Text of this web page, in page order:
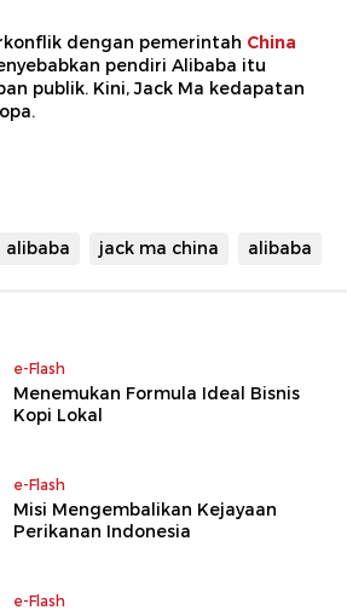
dengan pemerintah China
pendiri Alibaba itu
publik. Kini, Jack Ma kedapatan
alibaba jack ma china alibaba
e-Flash
Menemukan Formula Ideal Bisnis
Kopi Lokal
e-Flash
Misi Mengembalikan Kejayaan
Perikanan Indonesia
e-Flash